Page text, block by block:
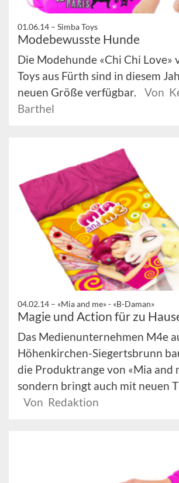
01.06.14 – Simba Toys
Modebewusste Hunde
Die Modehunde «Chi Chi Love»
Toys aus Fürth sind in diesem
neuen Größe verfügbar.
Von
Barthel
04.02.14 – «Mia and me» - «B-Daman»
Magie und Action für zu
Das Medienunternehmen M4e
Höhenkirchen-Siegertsbrunn
die Produktrange von «Mia and
sondern bringt auch mit neuen
Von Redaktion